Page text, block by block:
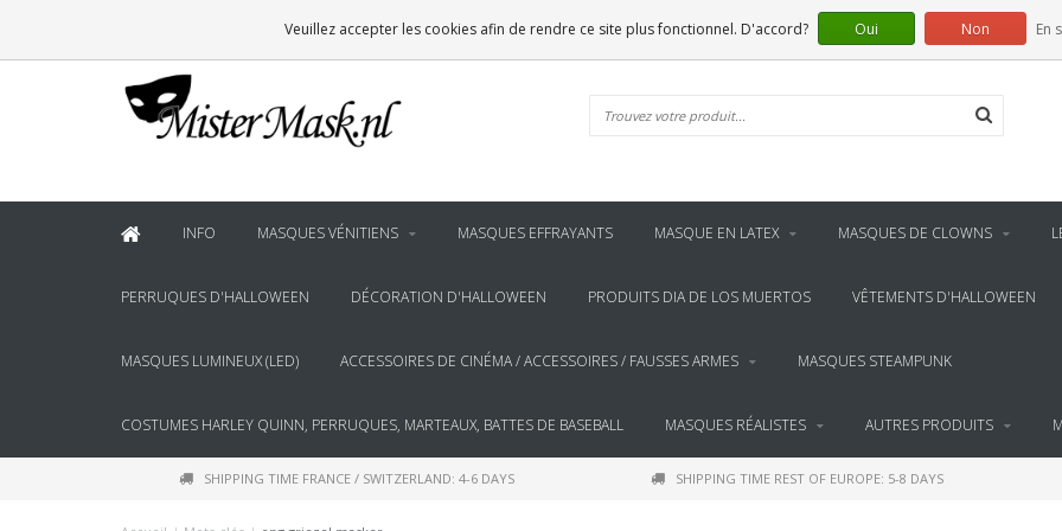
GRATIS BEZORGING
INFO MASQUES VÉNITIENS MASQUES EFFRAYANTS MASQUE EN LATEX MASQUES DE CLOWNS
PERRUQUES D'HALLOWEEN DÉCORATION D'HALLOWEEN PRODUITS DIA DE LOS MUERTOS VÊTEMENTS D'HALLOWEEN
MASQUES LUMINEUX (LED) ACCESSOIRES DE CINÉMA / ACCESSOIRES / FAUSSES ARMES MASQUES STEAMPUNK
COSTUMES HARLEY QUINN, PERRUQUES, MARTEAUX, BATTES DE BASEBALL MASQUES RÉALISTES AUTRES PRODUITS
SHIPPING TIME FRANCE / SWITZERLAND: 4-6 DAYS SHIPPING TIME REST OF EUROPE: 5-8 DAYS
Veuillez accepter les cookies afin de rendre ce site plus fonctionnel. D'accord? Oui Non En